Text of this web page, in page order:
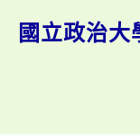
國立政治大